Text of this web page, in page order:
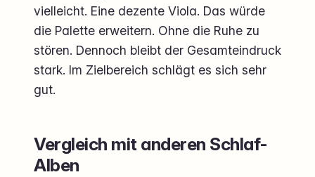
vielleicht. Eine dezente Viola. Das würde
die Palette erweitern. Ohne die Ruhe zu
stören. Dennoch bleibt der Gesamteindruck
stark. Im Zielbereich schlägt es sich sehr
gut.
Vergleich mit anderen Schlaf-
Alben